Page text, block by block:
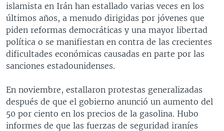
islamista en Irán han estallado varias veces en los
últimos años, a menudo dirigidas por jóvenes que
piden reformas democráticas y una mayor libertad
política o se manifiestan en contra de las crecientes
dificultades económicas causadas en parte por las
sanciones estadounidenses.
En noviembre, estallaron protestas generalizadas
después de que el gobierno anunció un aumento del
50 por ciento en los precios de la gasolina. Hubo
informes de que las fuerzas de seguridad iraníes